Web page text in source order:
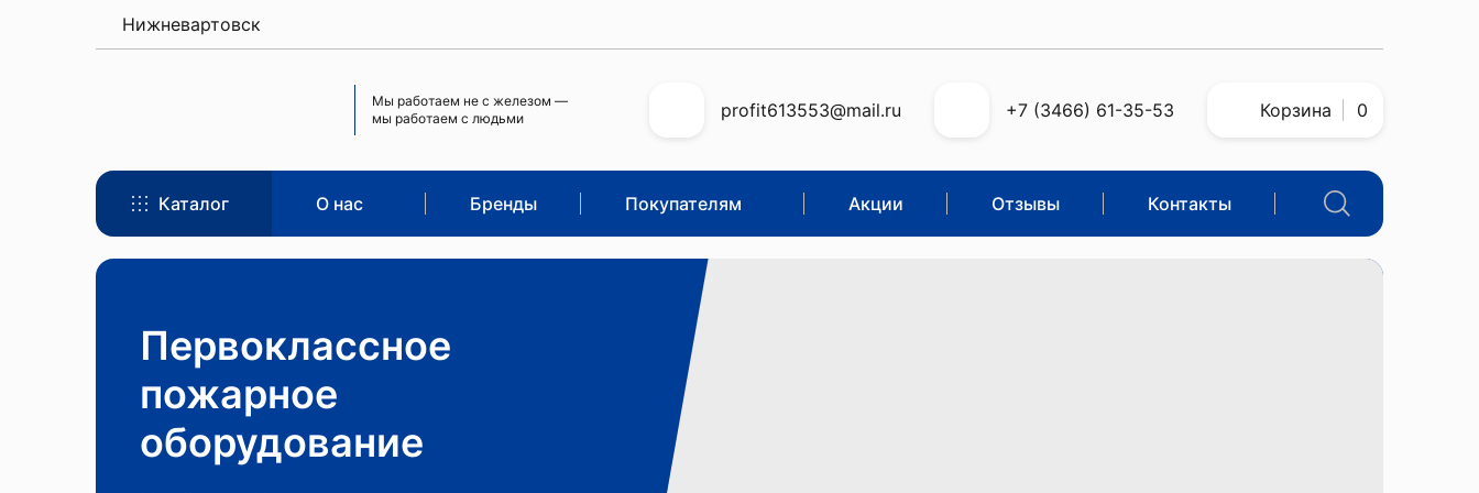
Нижневартовск
Мы работаем не с железом —
мы работаем с людьми
profit613553@mail.ru +7 (3466) 61-35-53 Корзина 0
Каталог О нас Бренды Покупателям Акции Отзывы Контакты
Первоклассное
пожарное
оборудование